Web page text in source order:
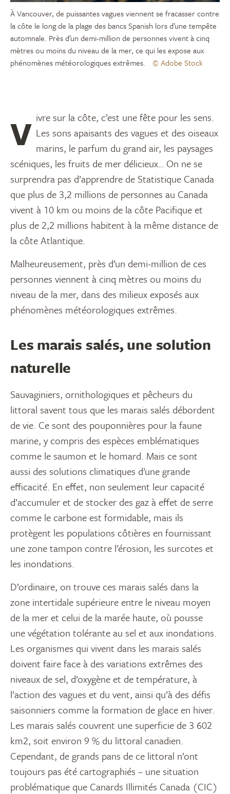
À Vancouver, de puissantes vagues viennent se fracasser contre
la côte le long de la plage des bancs Spanish lors d’une tempête
automnale. Près d’un demi-million de personnes vivent à cinq
mètres ou moins du niveau de la mer, ce qui les expose aux
phénomènes météorologiques extrêmes.
© Adobe Stock
Vivre sur la côte, c’est une fête pour les sens. Les sons apaisants des vagues et des oiseaux
marins, le parfum du grand air, les paysages
scéniques, les fruits de mer délicieux… On ne se
surprendra pas d’apprendre de Statistique Canada
que plus de 3,2 millions de personnes au Canada
vivent à 10 km ou moins de la côte Pacifique et
plus de 2,2 millions habitent à la même distance de
la côte Atlantique.
Malheureusement, près d’un demi-million de ces
personnes viennent à cinq mètres ou moins du
niveau de la mer, dans des milieux exposés aux
phénomènes météorologiques extrêmes.
Les marais salés, une solution
naturelle
Sauvaginiers, ornithologiques et pêcheurs du
littoral savent tous que les marais salés débordent
de vie. Ce sont des pouponnières pour la faune
marine, y compris des espèces emblématiques
comme le saumon et le homard. Mais ce sont
aussi des solutions climatiques d’une grande
efficacité. En effet, non seulement leur capacité
d’accumuler et de stocker des gaz à effet de serre
comme le carbone est formidable, mais ils
protègent les populations côtières en fournissant
une zone tampon contre l’érosion, les surcotes et
les inondations.
D’ordinaire, on trouve ces marais salés dans la
zone intertidale supérieure entre le niveau moyen
de la mer et celui de la marée haute, où pousse
une végétation tolérante au sel et aux inondations.
Les organismes qui vivent dans les marais salés
doivent faire face à des variations extrêmes des
niveaux de sel, d’oxygène et de température, à
l’action des vagues et du vent, ainsi qu’à des défis
saisonniers comme la formation de glace en hiver.
Les marais salés couvrent une superficie de 3 602
km2, soit environ 9 % du littoral canadien.
Cependant, de grands pans de ce littoral n’ont
toujours pas été cartographiés – une situation
problématique que Canards Illimités Canada (CIC)